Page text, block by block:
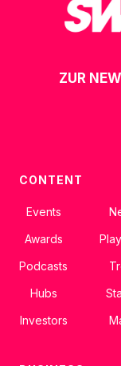
ZUR
CONTENT
Events
Awards
Podcasts
Hubs
Investors